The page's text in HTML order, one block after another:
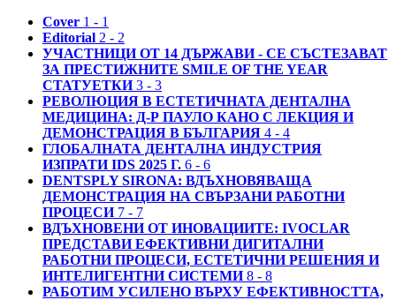
Cover 1 - 1
Editorial 2 - 2
УЧАСТНИЦИ ОТ 14 ДЪРЖАВИ - СЕ СЪСТЕЗАВАТ
ЗА ПРЕСТИЖНИТЕ SMILE OF THE YEAR
СТАТУЕТКИ 3 - 3
РЕВОЛЮЦИЯ В ЕСТЕТИЧНАТА ДЕНТАЛНА
МЕДИЦИНА: Д-Р ПАУЛО КАНО С ЛЕКЦИЯ И
ДЕМОНСТРАЦИЯ В БЪЛГАРИЯ 4 - 4
ГЛОБАЛНАТА ДЕНТАЛНА ИНДУСТРИЯ
ИЗПРАТИ IDS 2025 Г. 6 - 6
DENTSPLY SIRONA: ВДЪХНОВЯВАЩА
ДЕМОНСТРАЦИЯ НА СВЪРЗАНИ РАБОТНИ
ПРОЦЕСИ 7 - 7
ВДЪХНОВЕНИ ОТ ИНОВАЦИИТЕ: IVOCLAR
ПРЕДСТАВИ ЕФЕКТИВНИ ДИГИТАЛНИ
РАБОТНИ ПРОЦЕСИ, ЕСТЕТИЧНИ РЕШЕНИЯ И
ИНТЕЛИГЕНТНИ СИСТЕМИ 8 - 8
РАБОТИМ УСИЛЕНО ВЪРХУ ЕФЕКТИВНОСТТА,